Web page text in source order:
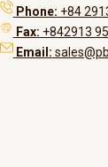
Phone: +84
Fax: +842913
Email: